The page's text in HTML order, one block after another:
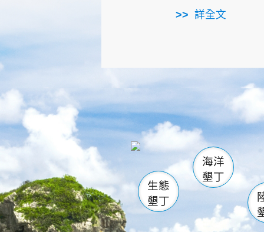
詳全文
龜山 海生館
恆春
龍鑾潭自
瓊麻館
關山
白砂
生態
墾丁
海洋
墾丁